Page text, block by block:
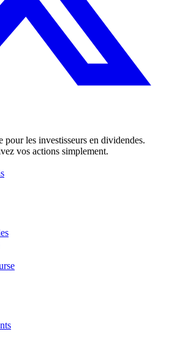
pour les investisseurs en dividendes.
vos actions simplement.